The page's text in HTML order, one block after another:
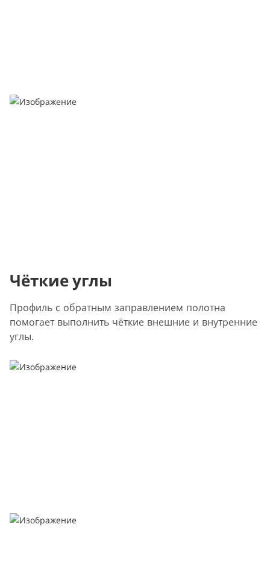
Чёткие углы
Профиль с обратным заправлением полотна
помогает выполнить чёткие внешние и внутренние
углы.